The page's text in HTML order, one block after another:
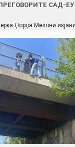
САД-ЕУ
Џорџа Мелони